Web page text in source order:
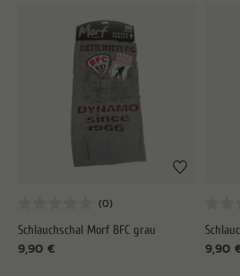
Schlauchschal Morf BFC grau
9,90 € 9,90